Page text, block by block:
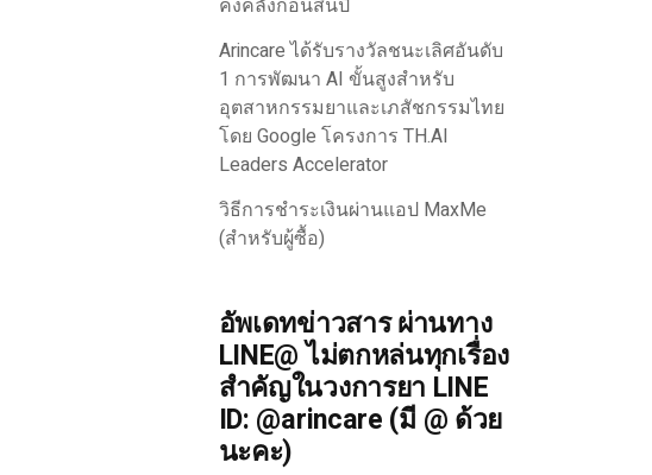
คงคลังก่อนสิ้นปี
Arincare ได้รับรางวัลชนะเลิศอันดับ
1 การพัฒนา AI ขั้นสูงสำหรับ
อุตสาหกรรมยาและเภสัชกรรมไทย
โดย Google โครงการ TH.AI
Leaders Accelerator
วิธีการชำระเงินผ่านแอป MaxMe
(สำหรับผู้ซื้อ)
อัพเดทข่าวสาร ผ่านทาง
LINE@ ไม่ตกหล่นทุกเรื่อง
สำคัญในวงการยา LINE
ID: @arincare (มี @ ด้วย
นะคะ)